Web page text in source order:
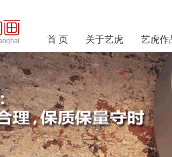
首 页 关于艺虎 艺虎作